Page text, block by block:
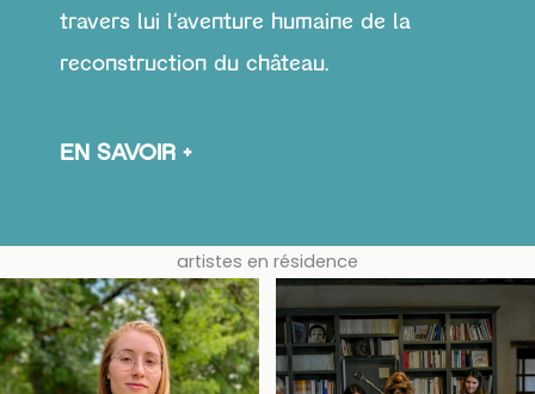
travers lui l'aventure humaine de la
reconstruction du château.
EN SAVOIR +
artistes en résidence